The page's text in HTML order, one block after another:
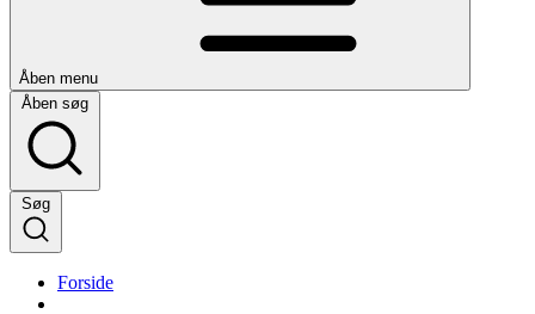
Åben menu
Åben søg
Søg
Forside